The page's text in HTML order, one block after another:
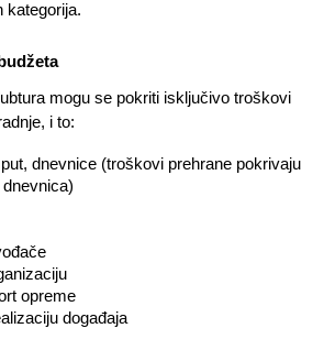
kategorija.
mogu se pokriti isključivo troškovi
i to:
dnevnice (troškovi prehrane pokrivaju
opreme
događaja